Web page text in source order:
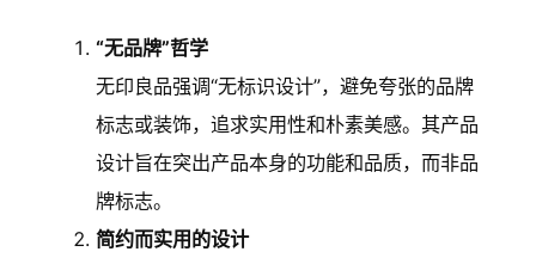
“无品牌”哲学
无印良品强调“无标识设计”，避免夸张的品牌
标志或装饰，追求实用性和朴素美感。其产品
设计旨在突出产品本身的功能和品质，而非品
牌标志。
简约而实用的设计